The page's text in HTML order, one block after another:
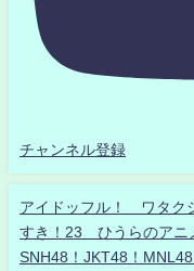
チャンネル登録
アイドッフル！ ワタク
すき！23 ひうらのアニ
SNH48！JKT48！